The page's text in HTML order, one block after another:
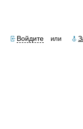
Войдите или